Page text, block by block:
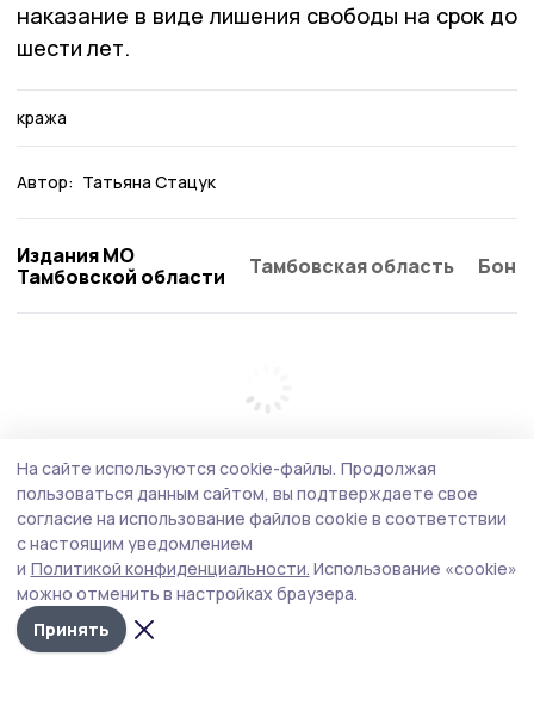
наказание в виде лишения свободы на срок до
шести лет.
кража
Автор: Татьяна Стацук
Издания МО
Тамбовской области
Тамбовская область
На сайте используются cookie-файлы. Продолжая
пользоваться данным сайтом, вы подтверждаете свое
согласие на использование файлов cookie в соответствии
с настоящим уведомлением
и Политикой конфиденциальности. Использование «cookie»
можно отменить в настройках браузера.
Принять